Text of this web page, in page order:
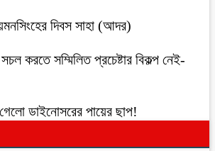
দিবস সাহা (আদর)
করতে সম্মিলিত প্রচেষ্টার বিকল্প নেই-
ডাইনোসরের পায়ের ছাপ!